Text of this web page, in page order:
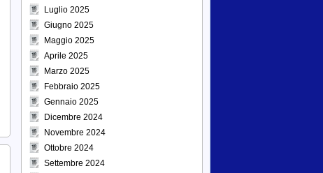
Luglio 2025
Giugno 2025
Maggio 2025
Aprile 2025
Marzo 2025
Febbraio 2025
Gennaio 2025
Dicembre 2024
Novembre 2024
Ottobre 2024
Settembre 2024